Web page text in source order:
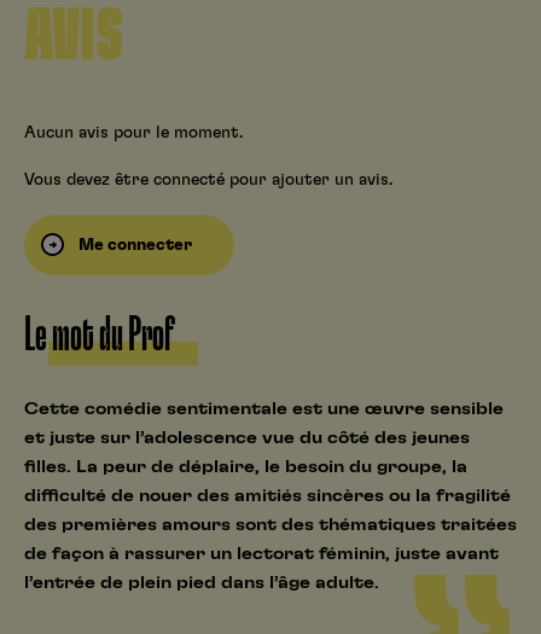
AVIS
Aucun avis pour le moment.
Vous devez être connecté pour ajouter un avis.
Me connecter
Le mot du Prof
Cette comédie sentimentale est une œuvre sensible
et juste sur l’adolescence vue du côté des jeunes
filles. La peur de déplaire, le besoin du groupe, la
difficulté de nouer des amitiés sincères ou la fragilité
des premières amours sont des thématiques traitées
de façon à rassurer un lectorat féminin, juste avant
l’entrée de plein pied dans l’âge adulte.